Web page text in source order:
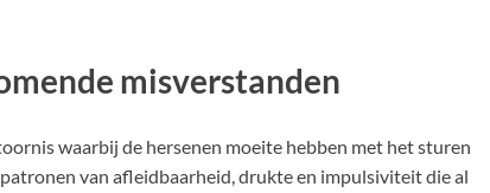
misverstanden
waarbij de hersenen moeite hebben met het sturen
van afleidbaarheid, drukte en impulsiviteit die al